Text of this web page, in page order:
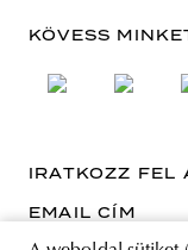
KÖVESS
IRATKOZZ FEL
EMAIL CÍM